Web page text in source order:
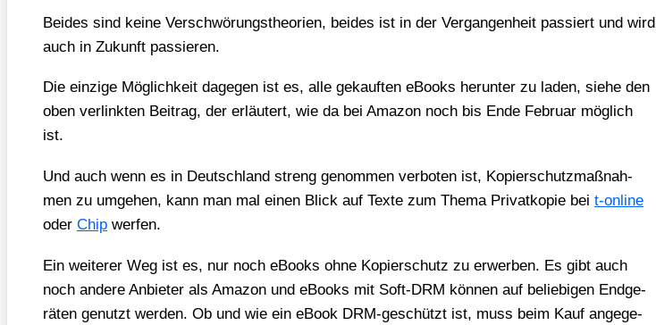
Bei­des sind kei­ne Ver­schwö­rungs­theo­rien, bei­des ist in der Ver­gan­gen­heit pas­siert und wird
auch in Zukunft pas­sie­ren.
Die ein­zi­ge Mög­lich­keit dage­gen ist es, alle gekauf­ten eBooks her­un­ter zu laden, sie­he den
oben ver­link­ten Bei­trag, der erläu­tert, wie da bei Ama­zon noch bis Ende Febru­ar mög­lich
ist.
Und auch wenn es in Deutsch­land streng genom­men ver­bo­ten ist, Kopier­schutz­maß­nah­
men zu umge­hen, kann man mal einen Blick auf Tex­te zum The­ma Pri­vat­ko­pie bei t‑online
oder Chip wer­fen.
Ein wei­te­rer Weg ist es, nur noch eBooks ohne Kopier­schutz zu erwer­ben. Es gibt auch
noch ande­re Anbie­ter als Ama­zon und eBooks mit Soft-DRM kön­nen auf belie­bi­gen End­ge­
rä­ten genutzt wer­den. Ob und wie ein eBook DRM-geschützt ist, muss beim Kauf ange­ge­